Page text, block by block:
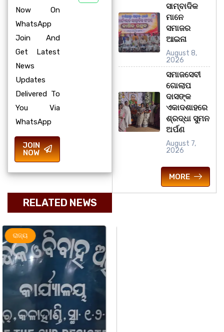
Now On
WhatsApp
Join And
Get Latest
News
Updates
Delivered To
You Via
WhatsApp
JOIN
NOW
RELATED NEWS
ଅପରାଧ ରାଜ୍ୟ
ସାମ୍ବାଦିକ
ମାନେ
ସମାଜର
ଆଇନା
August 8,
2026
ସମାଜସେବୀ
ଗୋଲାପ
ଦାସଙ୍କ
ଏକାଦଶାହରେ
ଶ୍ରଦ୍ଧା ସୁମନ
ଅର୍ପଣ
August 7,
2026
MORE